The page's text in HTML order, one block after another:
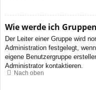
Wie werde ich
Der Leiter einer Gruppe wird
Administration festgelegt,
eigene Benutzergruppe
Administrator kontaktieren.
Nach oben